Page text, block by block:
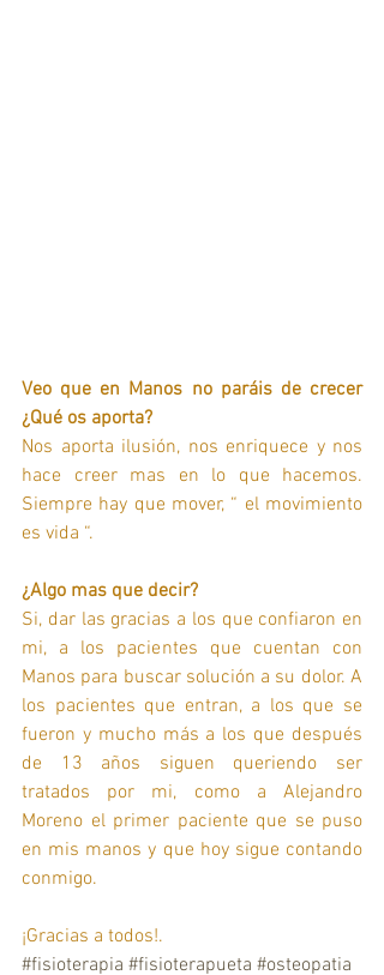
Veo que en Manos no paráis de crecer
¿Qué os aporta?
Nos aporta ilusión, nos enriquece y nos
hace creer mas en lo que hacemos.
Siempre hay que mover, “ el movimiento
es vida “.
¿Algo mas que decir?
Si, dar las gracias a los que confiaron en
mi, a los pacientes que cuentan con
Manos para buscar solución a su dolor. A
los pacientes que entran, a los que se
fueron y mucho más a los que después
de 13 años siguen queriendo ser
tratados por mi, como a Alejandro
Moreno el primer paciente que se puso
en mis manos y que hoy sigue contando
conmigo.
¡Gracias a todos!.
#fisioterapia #fisioterapueta #osteopatia